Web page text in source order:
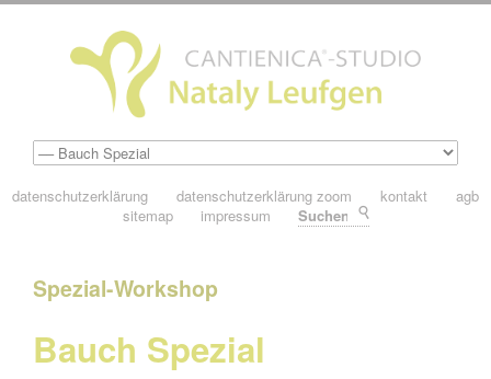
datenschutzerklärung datenschutzerklärung zoom kontakt
agb
sitemap
impressum
Spezial-Workshop
Bauch Spezial